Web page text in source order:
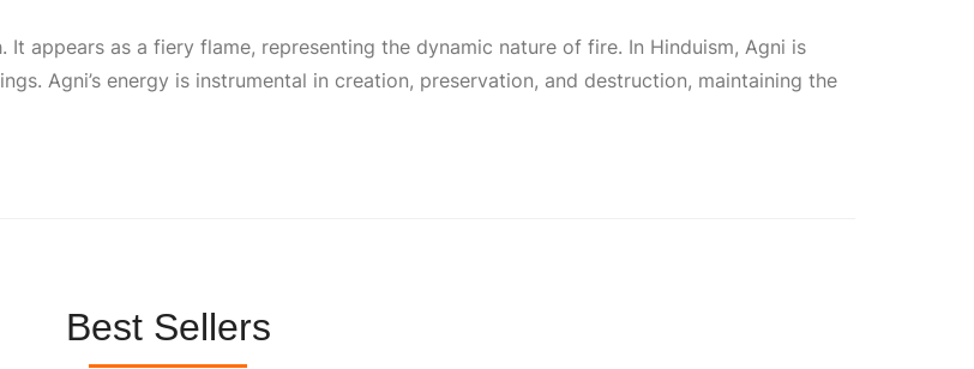
appears as a fiery flame, representing the dynamic nature of fire. In Hinduism, Agni is
Agni’s energy is instrumental in creation, preservation, and destruction, maintaining the
Best Sellers